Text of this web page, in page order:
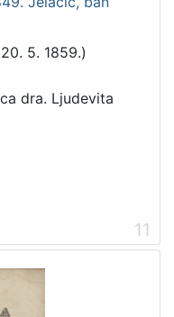
5. 1859.)
dra. Ljudevita
11